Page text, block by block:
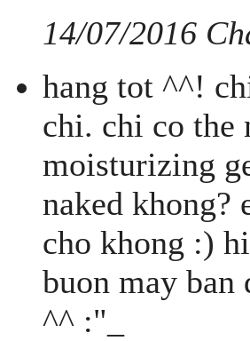
14/07/2016
hang tot ^^!
chi. chi co the
moisturizing
naked khong?
cho khong :)
buon may ban
^^ :"_